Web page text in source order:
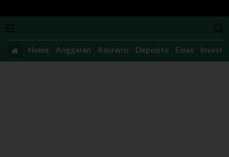
Home Anggaran Asuransi Deposito Emas